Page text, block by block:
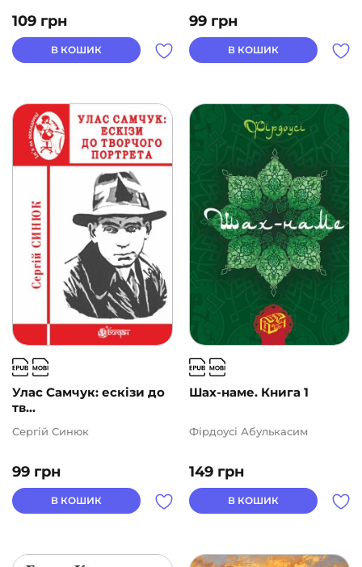
109 грн
В КОШИК
99 грн
В КОШИК
Улас Самчук: ескізи до
тв...
99 грн
Сергій Синюк
В КОШИК
Шах-наме. Книга 1
149 грн
Фірдоусі Абулькасим
В КОШИК